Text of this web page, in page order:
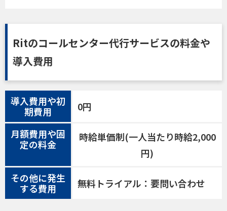
Ritのコールセンター代行サービスの料金や
導入費用
導入費用や初
期費用
0円
月額費用や固
定の料金
時給単価制(一人当たり時給2,000
円)
その他に発生
する費用
無料トライアル：要問い合わせ